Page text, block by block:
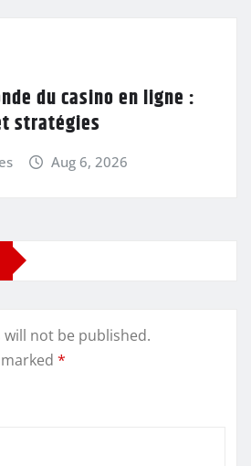
du casino en ligne :
stratégies
Aug 6, 2026
not be published.
*